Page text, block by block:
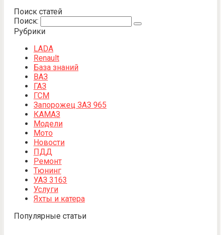
Поиск статей
Поиск:
Рубрики
LADA
Renault
База знаний
ВАЗ
ГАЗ
ГСМ
Запорожец ЗАЗ 965
КАМАЗ
Модели
Мото
Новости
ПДД
Ремонт
Тюнинг
УАЗ 3163
Услуги
Яхты и катера
Популярные статьи